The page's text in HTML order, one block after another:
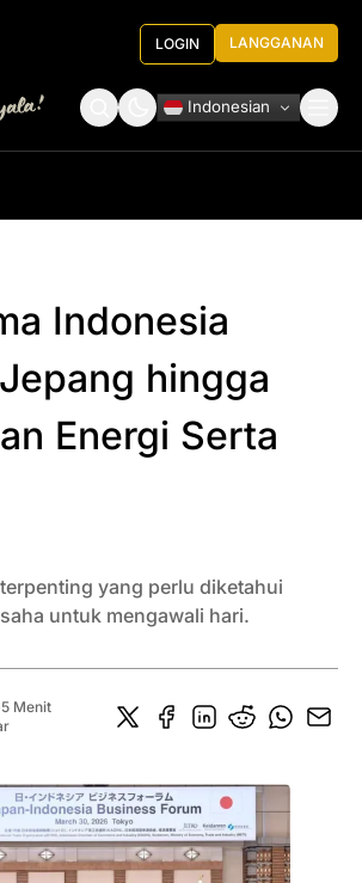
LOGIN LANGGANAN
Indonesian
Indonesia
hingga
Energi Serta
yang perlu diketahui
untuk mengawali hari.
5 Menit